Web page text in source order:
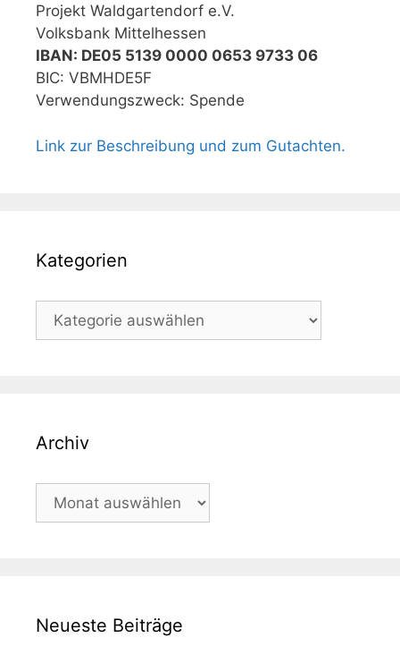
Projekt Waldgartendorf e.V.
Volksbank Mittelhessen
IBAN: DE05 5139 0000 0653 9733 06
BIC: VBMHDE5F
Verwendungszweck: Spende
Link zur Beschreibung und zum Gutachten.
Kategorien
Kategorien
Archiv
Archiv
Neueste Beiträge